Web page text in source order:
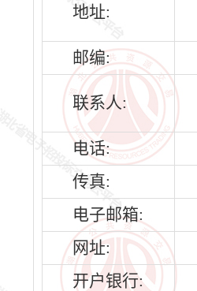
地址:
邮编:
联系人:
电话:
传真:
电子邮箱:
网址:
开户银行: